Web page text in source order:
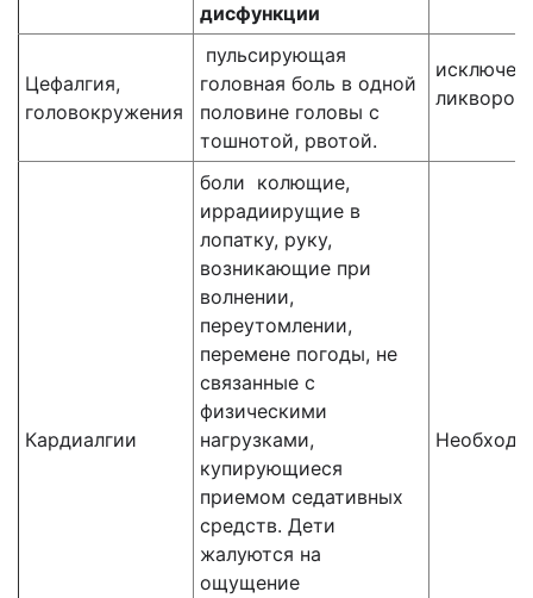
дисфункции
Цефалгия,
головокружения
пульсирующая
головная боль в одной
половине головы с
тошнотой, рвотой.
Кардиалгии
боли колющие,
иррадиирущие в
лопатку, руку,
возникающие при
волнении,
переутомлении,
перемене погоды, не
связанные с
физическими
нагрузками,
купирующиеся
приемом седативных
средств. Дети
жалуются на
ощущение